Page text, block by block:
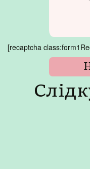
[recaptcha